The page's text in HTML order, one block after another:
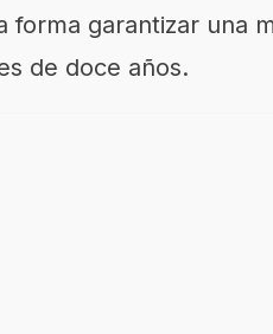
forma garantizar una
de doce años.